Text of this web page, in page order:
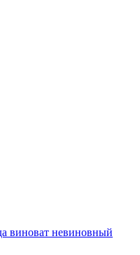
виноват невиновный